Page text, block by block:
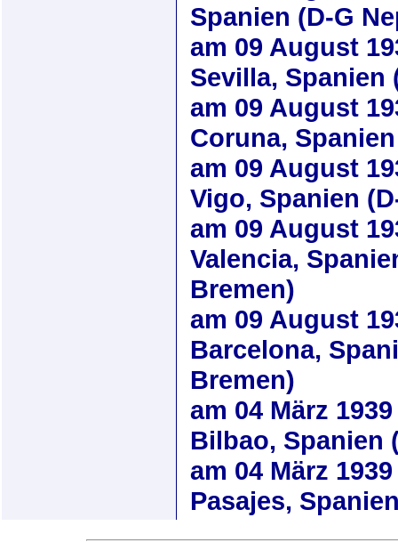
Spanien (D-G
am 09 August
Sevilla, Spanien
am 09 August
Coruna,
am 09 August
Vigo, Spanien
am 09 August
Valencia,
Bremen)
am 09 August
Barcelona,
Bremen)
am 04 März 1939
Bilbao, Spanien
am 04 März 1939
Pasajes,